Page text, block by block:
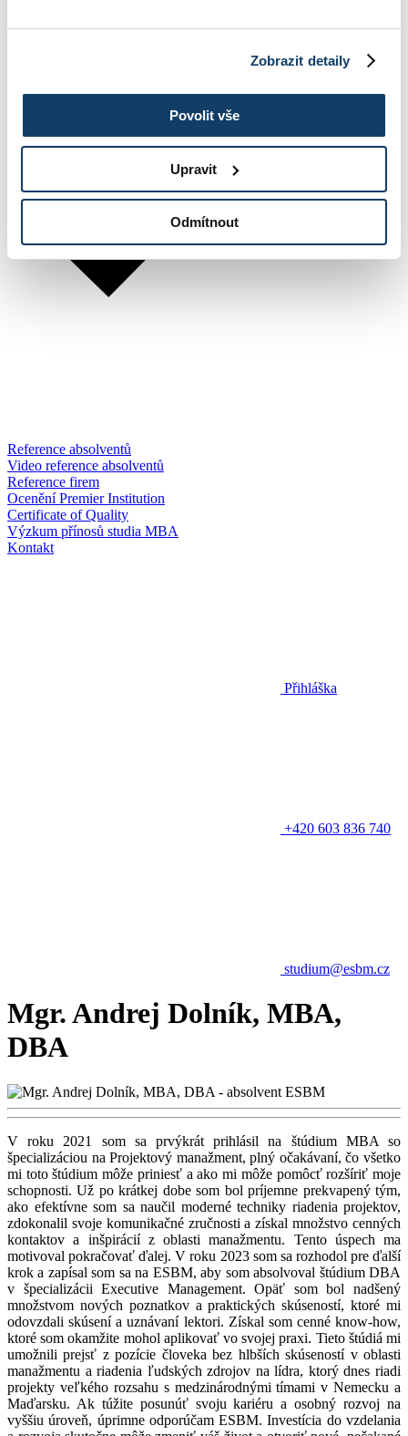
Zobrazit detaily
Povolit vše
Upravit
Odmítnout
Reference absolventů
Video reference absolventů
Reference firem
Ocenění Premier Institution
Certificate of Quality
Výzkum přínosů studia MBA
Kontakt
Přihláška
+420 603 836 740
studium@esbm.cz
Mgr. Andrej Dolník, MBA,
DBA
V roku 2021 som sa prvýkrát prihlásil na štúdium MBA so
špecializáciou na Projektový manažment, plný očakávaní, čo všetko
mi toto štúdium môže priniesť a ako mi môže pomôcť rozšíriť moje
schopnosti. Už po krátkej dobe som bol príjemne prekvapený tým,
ako efektívne som sa naučil moderné techniky riadenia projektov,
zdokonalil svoje komunikačné zručnosti a získal množstvo cenných
kontaktov a inšpirácií z oblasti manažmentu. Tento úspech ma
motivoval pokračovať ďalej. V roku 2023 som sa rozhodol pre ďalší
krok a zapísal som sa na ESBM, aby som absolvoval štúdium DBA
v špecializácii Executive Management. Opäť som bol nadšený
množstvom nových poznatkov a praktických skúseností, ktoré mi
odovzdali skúsení a uznávaní lektori. Získal som cenné know-how,
ktoré som okamžite mohol aplikovať vo svojej praxi. Tieto štúdiá mi
umožnili prejsť z pozície človeka bez hlbších skúseností v oblasti
manažmentu a riadenia ľudských zdrojov na lídra, ktorý dnes riadi
projekty veľkého rozsahu s medzinárodnými tímami v Nemecku a
Maďarsku. Ak túžite posunúť svoju kariéru a osobný rozvoj na
vyššiu úroveň, úprimne odporúčam ESBM. Investícia do vzdelania